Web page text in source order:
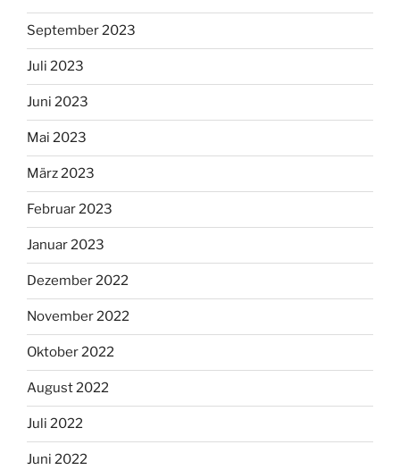
September 2023
Juli 2023
Juni 2023
Mai 2023
März 2023
Februar 2023
Januar 2023
Dezember 2022
November 2022
Oktober 2022
August 2022
Juli 2022
Juni 2022